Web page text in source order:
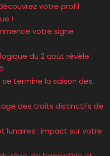
votre profil
!
votre signe
du 2 août révèle
termine la saison des
des traits distinctifs de
lunaires : impact sur votre